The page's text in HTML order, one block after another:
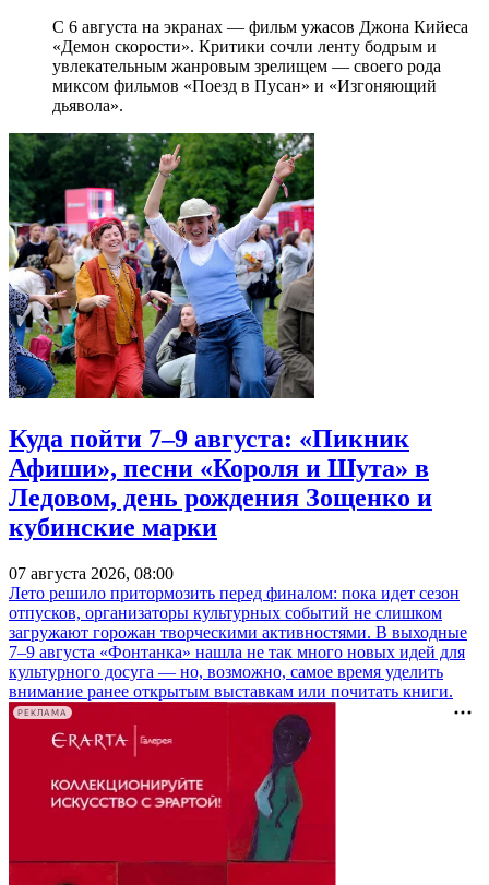
С 6 августа на экранах — фильм ужасов Джона Кийеса
«Демон скорости». Критики сочли ленту бодрым и
увлекательным жанровым зрелищeм — своего рода
миксом фильмов «Поезд в Пусан» и «Изгоняющий
дьявола».
Куда пойти 7–9 августа: «Пикник
Афиши», песни «Короля и Шута» в
Ледовом, день рождения Зощенко и
кубинские марки
07 августа 2026, 08:00
Лето решило притормозить перед финалом: пока идет сезон
отпусков, организаторы культурных событий не слишком
загружают горожан творческими активностями. В выходные
7–9 августа «Фонтанка» нашла не так много новых идей для
культурного досуга — но, возможно, самое время уделить
внимание ранее открытым выставкам или почитать книги.
РЕКЛАМА